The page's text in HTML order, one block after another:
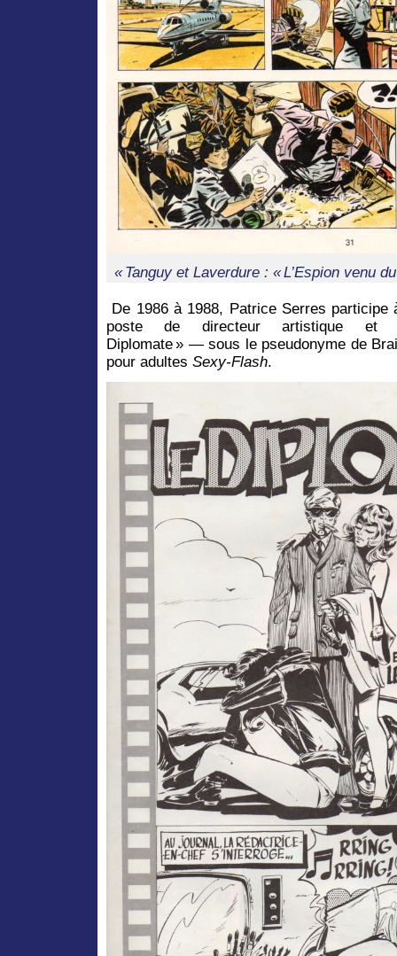
« Tanguy et Laverdure : « L’Espion venu
De 1986 à 1988, Patrice Serres
poste de directeur artistique et
Diplomate » — sous le pseudonyme de
pour adultes Sexy-Flash.